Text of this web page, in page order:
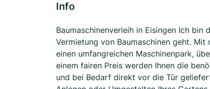
Info
Baumaschinenverleih in Eisingen Ich
Vermietung von Baumaschinen geht.
einen umfangreichen Maschinenpark,
einem fairen Preis werden Ihnen die
und bei Bedarf direkt vor die Tür